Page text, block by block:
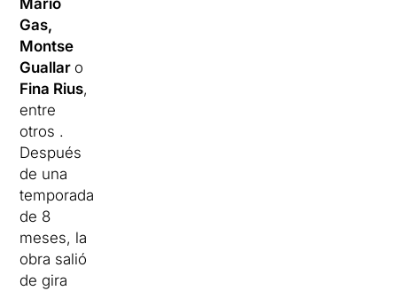
Gas,
Montse
Guallaro
Fina Rius,
entre
otros .
Después
de una
temporada
de 8
meses, la
obra salió
de gira